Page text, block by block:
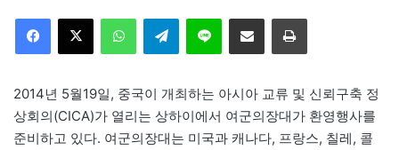
Telegram 이메일
2014년 5월19일, 중국이 개최하는 아시아 교류 및 신뢰구축 정
상회의(CICA)가 열리는 상하이에서 여군의장대가 환영행사를
준비하고 있다. 여군의장대는 미국과 캐나다, 프랑스, 칠레, 콜